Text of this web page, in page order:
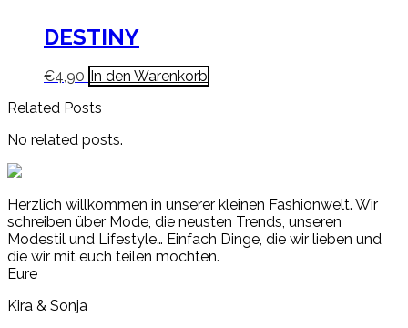
DESTINY
€4,90 In den Warenkorb
Related Posts
No related posts.
Herzlich willkommen in unserer kleinen Fashionwelt. Wir
schreiben über Mode, die neusten Trends, unseren
Modestil und Lifestyle… Einfach Dinge, die wir lieben und
die wir mit euch teilen möchten.
Eure
Kira & Sonja